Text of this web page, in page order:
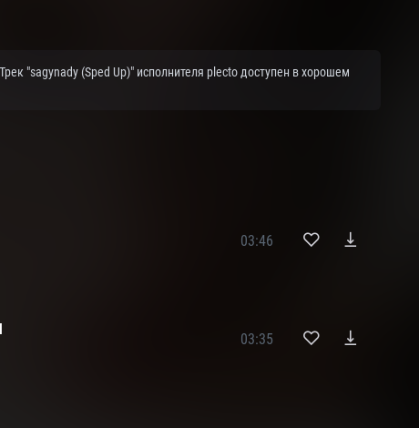
"sagynady (Sped Up)" исполнителя plecto доступен в хорошем
03:46
03:35